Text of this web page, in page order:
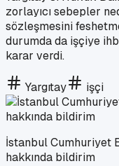
zorlayıcı sebepler
sözleşmesini
durumda da işçiye
karar verdi.
Yargıtay işçi
İstanbul Cumhuriyet
hakkında bildirim